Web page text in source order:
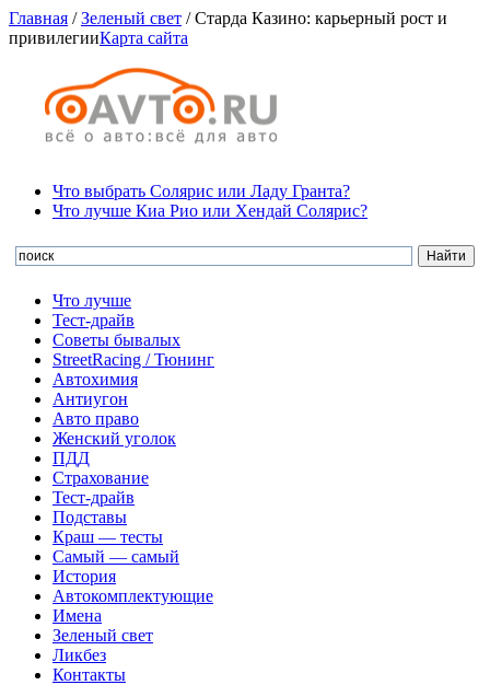
Главная /Зеленый свет /Старда Казино: карьерный рост и
привилегииКарта сайта
Что выбрать Солярис или Ладу Гранта?
Что лучше Киа Рио или Хендай Солярис?
Что лучше
Тест-драйв
Советы бывалых
StreetRacing / Тюнинг
Автохимия
Антиугон
Авто право
Женский уголок
ПДД
Страхование
Тест-драйв
Подставы
Краш — тесты
Самый — самый
История
Автокомплектующие
Имена
Зеленый свет
Ликбез
Контакты